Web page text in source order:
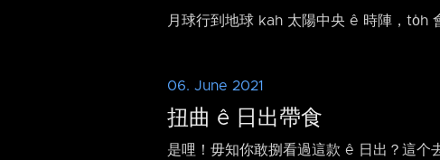
月球行到地球 kah 太陽中央 ê 時陣，to̍h
06. June 2021
扭曲 ê 日出帶食
是哩！毋知你敢捌看過這款 ê 日出？這个